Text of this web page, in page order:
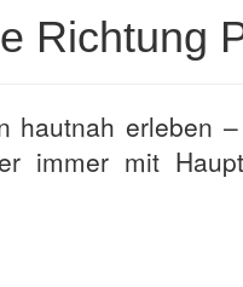
Richtung
hautnah erleben
immer mit